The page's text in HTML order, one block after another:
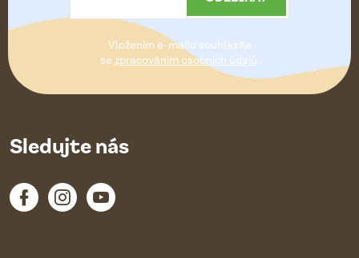
t
Vložením e-mailu souhlasíte
se zpracováním osobních údajů.
Sledujte nás